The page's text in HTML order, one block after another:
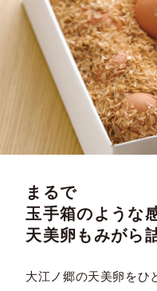
まるで
玉手箱のような
天美卵もみがら
大江ノ郷の天美卵をひ